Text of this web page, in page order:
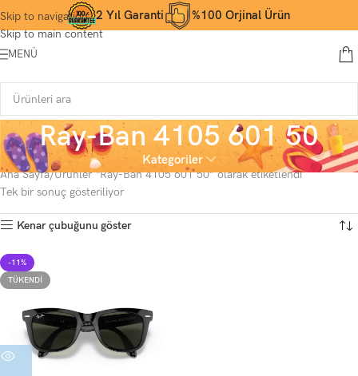
Skip to navigation
Skip to main content
2 Yıl Garanti %100 Orjinal Ürün
MENÜ
Ray-Ban 4105 601 50
Kategoriler
Ana Sayfa Ürünler “Ray-Ban 4105 601 50” olarak etiketlendi
Tek bir sonuç gösteriliyor
Kenar çubuğunu göster
-11%
TÜKENDI